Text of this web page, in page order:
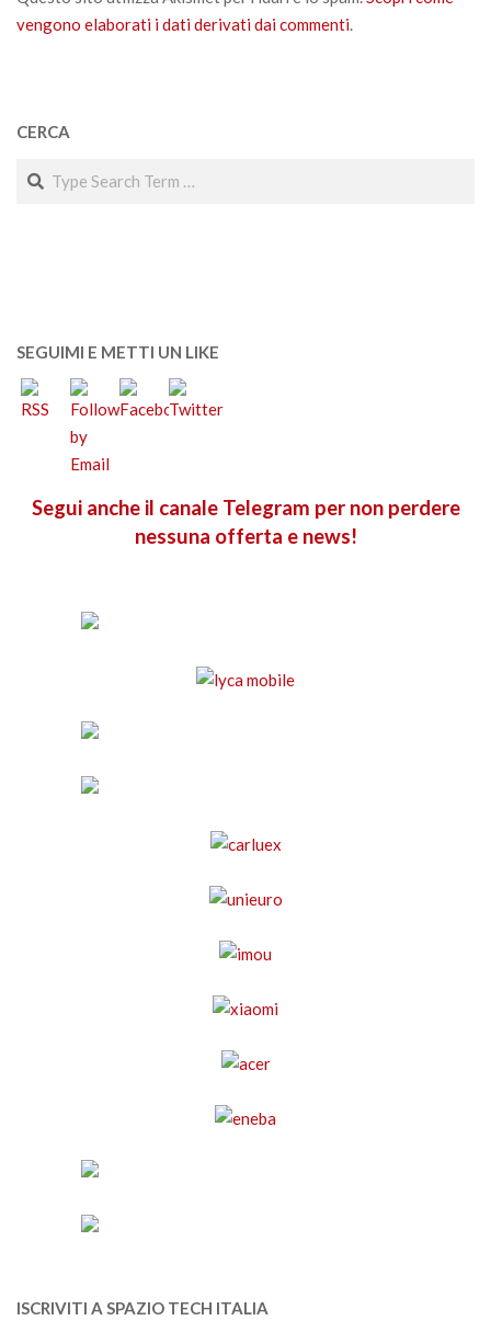
vengono elaborati i dati derivati dai commenti.
CERCA
Search
SEGUIMI E METTI UN LIKE
Segui anche il canale Telegram per non perdere
nessuna offerta e news!
ISCRIVITI A SPAZIO TECH ITALIA